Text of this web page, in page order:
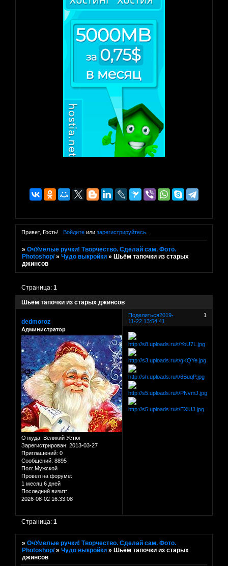
Привет, Гость! Войдитеили зарегистрируйтесь.
»ОчУмелые ручки! Творчество. Сделай сам. Фото.
Photoshop/ »Чудо выкройки » Шьём тапочки из старых
джинсов
Шьём тапочки из старых джинсов
Страница:1
Поделиться 1
2019-
11-22 13:54:41
dedmoroz
Администратор
Откуда: Великий Устюг
Зарегистрирован: 2013-03-27
Приглашений: 0
Сообщений: 8895
Пол: Мужской
Провел на форуме:
1 месяц 6 дней
Последний визит:
2026-08-02 16:33:08
Страница:1
»ОчУмелые ручки! Творчество. Сделай сам. Фото.
Photoshop/ »Чудо выкройки »Шьём тапочки из старых
джинсов